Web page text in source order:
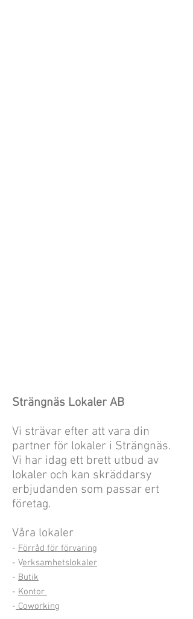
Strängnäs Lokaler AB
Vi strävar efter att vara din
partner för lokaler i Strängnäs.
Vi har idag ett brett utbud av
lokaler och kan skräddarsy
erbjudanden som passar ert
företag.
Våra lokaler
- Förråd för förvaring
- Verksamhetslokaler
- Butik
- Kontor
- Coworking